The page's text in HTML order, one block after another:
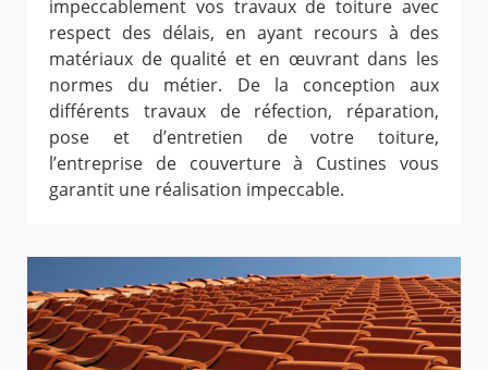
impeccablement vos travaux de toiture avec
respect des délais, en ayant recours à des
matériaux de qualité et en œuvrant dans les
normes du métier. De la conception aux
différents travaux de réfection, réparation,
pose et d’entretien de votre toiture,
l’entreprise de couverture à Custines vous
garantit une réalisation impeccable.